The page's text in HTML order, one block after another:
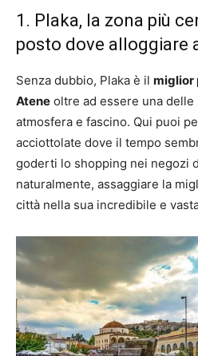
1. Plaka, la zona più
posto dove alloggiare
Senza dubbio, Plaka è il miglior
Atene oltre ad essere una
atmosfera e fascino. Qui puoi
acciottolate dove il tempo
goderti lo shopping nei negozi
naturalmente, assaggiare la
città nella sua incredibile e